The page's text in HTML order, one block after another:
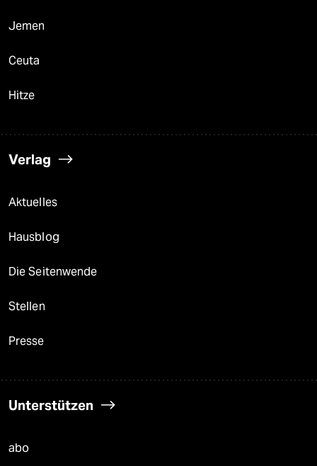
Jemen
Ceuta
Hitze
Verlag
Aktuelles
Hausblog
Die Seitenwende
Stellen
Presse
Unterstützen
abo